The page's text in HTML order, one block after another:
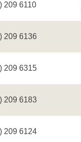
209 6110
209 6136
209 6315
209 6183
209 6124